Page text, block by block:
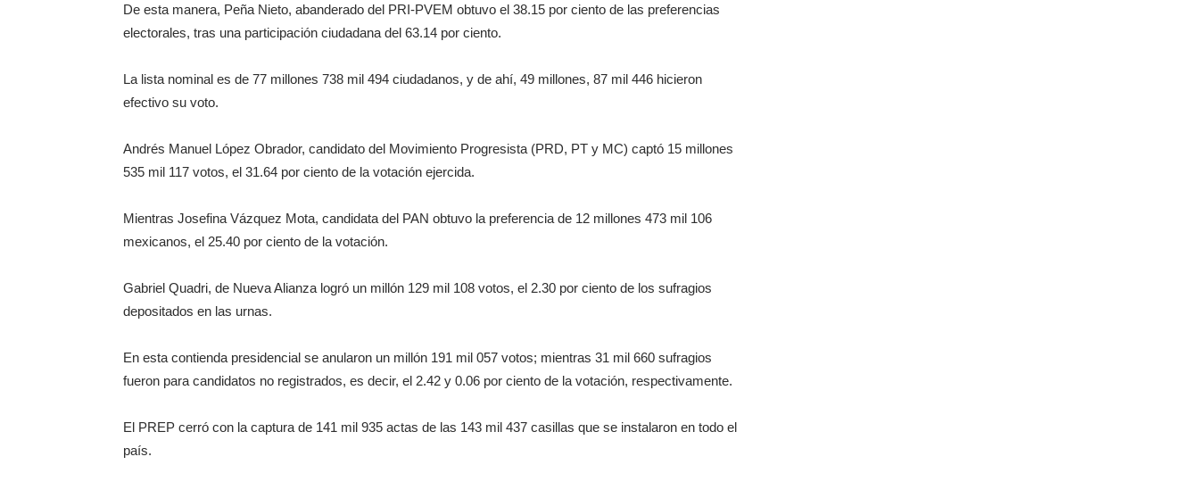
De esta manera, Peña Nieto, abanderado del PRI-PVEM obtuvo el 38.15 por ciento de las preferencias
electorales, tras una participación ciudadana del 63.14 por ciento.
La lista nominal es de 77 millones 738 mil 494 ciudadanos, y de ahí, 49 millones, 87 mil 446 hicieron
efectivo su voto.
Andrés Manuel López Obrador, candidato del Movimiento Progresista (PRD, PT y MC) captó 15 millones
535 mil 117 votos, el 31.64 por ciento de la votación ejercida.
Mientras Josefina Vázquez Mota, candidata del PAN obtuvo la preferencia de 12 millones 473 mil 106
mexicanos, el 25.40 por ciento de la votación.
Gabriel Quadri, de Nueva Alianza logró un millón 129 mil 108 votos, el 2.30 por ciento de los sufragios
depositados en las urnas.
En esta contienda presidencial se anularon un millón 191 mil 057 votos; mientras 31 mil 660 sufragios
fueron para candidatos no registrados, es decir, el 2.42 y 0.06 por ciento de la votación, respectivamente.
El PREP cerró con la captura de 141 mil 935 actas de las 143 mil 437 casillas que se instalaron en todo el
país.